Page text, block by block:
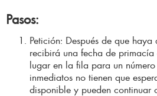
Pasos:
Petición: Después de que
recibirá una fecha de
lugar en la fila para un
inmediatos no tienen que
disponible y pueden continuar